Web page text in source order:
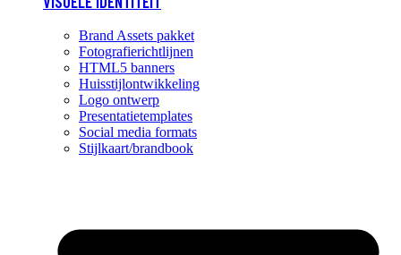
Brand Assets pakket
Fotografierichtlijnen
HTML5 banners
Huisstijlontwikkeling
Logo ontwerp
Presentatietemplates
Social media formats
Stijlkaart/brandbook